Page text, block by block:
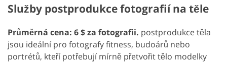
Služby postprodukce fotografií na těle
Průměrná cena: 6 $ za fotografii. postprodukce těla
jsou ideální pro fotografy fitness, budoárů nebo
portrétů, kteří potřebují mírně přetvořit tělo modelky